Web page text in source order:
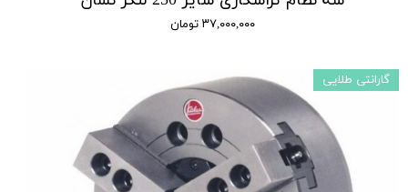
۳۷,۰۰۰,۰۰۰ تومان
گارانتی طلایی